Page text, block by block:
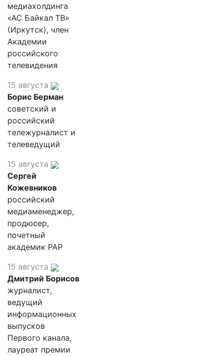
медиахолдинга
«АС Байкал ТВ»
(Иркутск), член
Академии
российского
телевидения
15 августа
Борис Берман
советский и
российский
тележурналист и
телеведущий
15 августа
Сергей
Кожевников
российский
медиаменеджер,
продюсер,
почетный
академик РАР
15 августа
Дмитрий Борисов
журналист,
ведущий
информационных
выпусков
Первого канала,
лауреат премии